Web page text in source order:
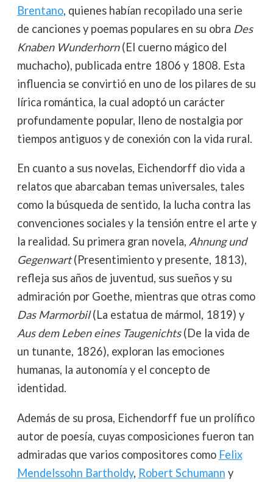
Brentano, quienes habían recopilado una serie
de canciones y poemas populares en su obra Des
Knaben Wunderhorn(El cuerno mágico del
muchacho), publicada entre 1806 y 1808. Esta
influencia se convirtió en uno de los pilares de su
lírica romántica, la cual adoptó un carácter
profundamente popular, lleno de nostalgia por
tiempos antiguos y de conexión con la vida rural.
En cuanto a sus novelas, Eichendorff dio vida a
relatos que abarcaban temas universales, tales
como la búsqueda de sentido, la lucha contra las
convenciones sociales y la tensión entre el arte y
la realidad. Su primera gran novela, Ahnung und
Gegenwart(Presentimiento y presente, 1813),
refleja sus años de juventud, sus sueños y su
admiración por Goethe, mientras que otras como
Das Marmorbil(La estatua de mármol, 1819) y
Aus dem Leben eines Taugenichts(De la vida de
un tunante, 1826), exploran las emociones
humanas, la autonomía y el concepto de
identidad.
Además de su prosa, Eichendorff fue un prolífico
autor de poesía, cuyas composiciones fueron tan
admiradas que varios compositores como Felix
Mendelssohn Bartholdy, Robert Schumann y